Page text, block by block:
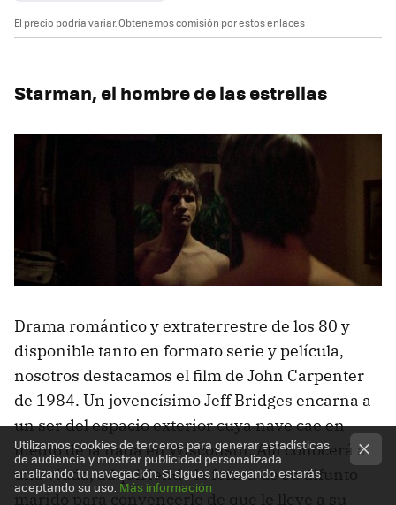
El precio podría variar. Obtenemos comisión por estos enlaces
Starman, el hombre de las estrellas
Drama romántico y extraterrestre de los 80 y
disponible tanto en formato serie y película,
nosotros destacamos el film de John Carpenter
de 1984. Un jovencísimo Jeff Bridges encarna a
un ser del espacio exterior cuya nave cae en
medio de la nada en Wisconsin. Allí conocerá a
una viuda, adquiriendo la forma de su difunto
marido para convencerle de que le lleve a su
Utilizamos cookies de terceros para generar estadísticas
de audiencia y mostrar publicidad personalizada
analizando tu navegación. Si sigues navegando estarás
aceptando su uso. Más información